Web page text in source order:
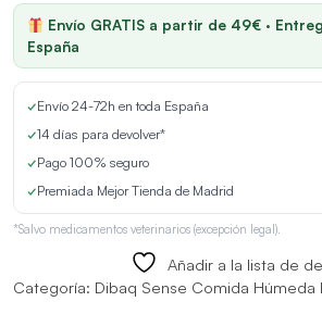
Grain
Free
Salmón
y
Pavo
Latas
Envío GRATIS a partir de 49€ ·
España
✓Envío 24-72h en toda España
✓14 días para devolver*
✓Pago 100% seguro
✓Premiada Mejor Tienda de Madrid
*Salvo medicamentos veterinarios (excepción legal).
Añadir a la lista de
Categoría: Dibaq Sense Comida Húmeda